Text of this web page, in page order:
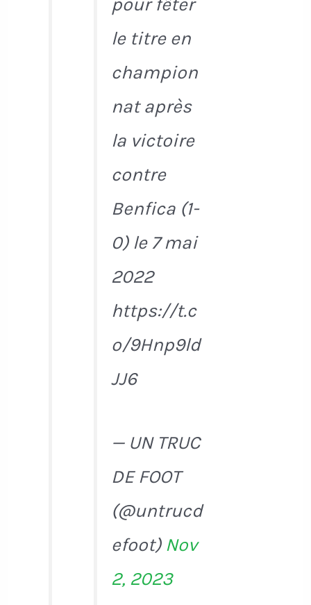
pour fêter
le titre en
champion
nat après
la victoire
contre
Benfica (1-
0) le 7 mai
2022
https://t.c
o/9Hnp9ld
JJ6
— UN TRUC
DE FOOT
(@untrucd
efoot) Nov
2, 2023